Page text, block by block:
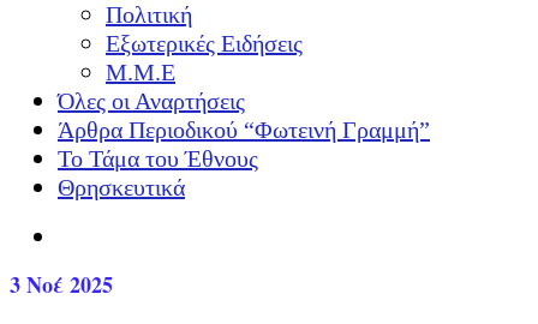
Πολιτική
Εξωτερικές Ειδήσεις
Μ.Μ.Ε
Όλες οι Αναρτήσεις
Άρθρα Περιοδικού “Φωτεινή Γραμμή”
Το Τάμα του Έθνους
Θρησκευτικά
3Νοέ 2025